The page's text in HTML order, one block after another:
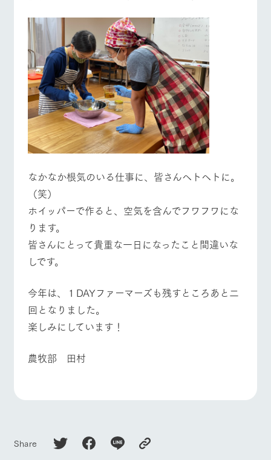
お問い合
わせ・資
料請求
牧場内を巡る周
遊バスのご案内
個人情報取扱いについて
営業時間・料金 交通アクセス
よくあるご質問
団体のお客様へ
ペットをお連れの
お客様へ お問い合わせ
なかなか根気のいる仕事に、皆さんヘトヘトに。
（笑）
ホイッパーで作ると、空気を含んでフワフワにな
ります。
皆さんにとって貴重な一日になったこと間違いな
しです。
今年は、１DAYファーマーズも残すところあと二
回となりました。
楽しみにしています！
農牧部 田村
Share